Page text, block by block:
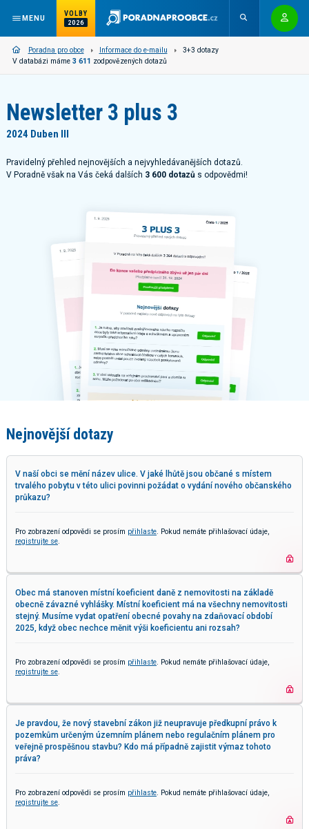
MENU
VOLBY
2026
Poradna pro obce Informace do e-mailu
3+3 dotazy
V databázi máme 3 611 zodpovězených dotazů
Newsletter 3 plus 3
2024 Duben III
Pravidelný přehled nejnovějších a nejvyhledávanějších dotazů.
V Poradně však na Vás čeká dalších 3 600 dotazů s odpovědmi!
Nejnovější dotazy
V naší obci se mění název ulice. V jaké lhůtě jsou občané s místem
trvalého pobytu v této ulici povinni požádat o vydání nového občanského
průkazu?
Pro zobrazení odpovědi se prosím přihlaste . Pokud nemáte přihlašovací údaje,
registrujte se
Obec má stanoven místní koeficient daně z nemovitosti na základě
obecně závazné vyhlášky. Místní koeficient má na všechny nemovitosti
stejný. Musíme vydat opatření obecné povahy na zdaňovací období
2025, když obec nechce měnit výši koeficientu ani rozsah?
Pro zobrazení odpovědi se prosím přihlaste . Pokud nemáte přihlašovací údaje,
registrujte se
Je pravdou, že nový stavební zákon již neupravuje předkupní právo k
pozemkům určeným územním plánem nebo regulačním plánem pro
veřejně prospěšnou stavbu? Kdo má případně zajistit výmaz tohoto
práva?
Pro zobrazení odpovědi se prosím přihlaste . Pokud nemáte přihlašovací údaje,
registrujte se